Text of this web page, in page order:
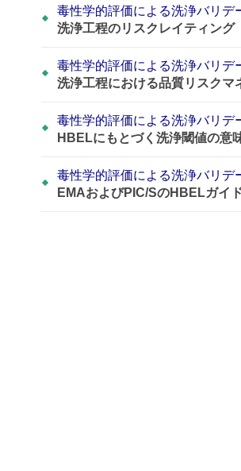
毒性学的評価による洗浄バリデ
洗浄工程のリスクレイティング
毒性学的評価による洗浄バリデ
洗浄工程における品質リスク
毒性学的評価による洗浄バリデ
HBELにもとづく洗浄閾値の意
毒性学的評価による洗浄バリデ
EMAおよびPIC/SのHBELガイ